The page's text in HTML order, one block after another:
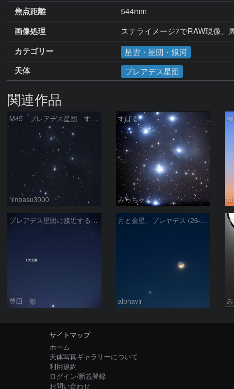
焦点距離
544mm
画像処理
ステライメージ7でRAW現像、
カテゴリー
星雲・星団・銀河
天体
プレアデス星団
関連作品
M45 プレアデス星団 すばる
ninbasu3000
すばる
みっちゃん
プレアデス星団に接近する金星と天王星 2026/4/21
豊田 敏
月と金星、プレヤデス (26-04-19)
alphavir
サイトマップ
ホーム
天体写真ギャラリーについて
利用規約
ログイン/新規登録
お問い合わせ